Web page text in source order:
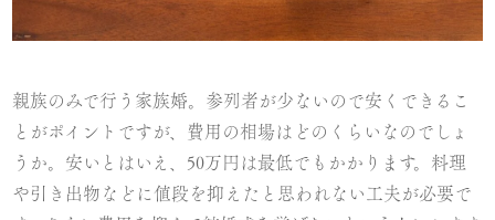
親族のみで行う家族婚。参列者が少ないので安くできるこ
とがポイントですが、費用の相場はどのくらいなのでしょ
うか。安いとはいえ、50万円は最低でもかかります。料理
や引き出物などに値段を抑えたと思われない工夫が必要で